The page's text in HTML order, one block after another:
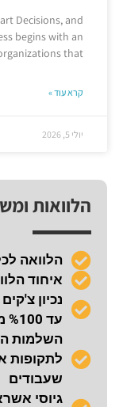
Decisions, and
begins with an
that
קרא עוד »
יולי 5, 2026
הלוואות
הלוואה
איחוד
נכיון
עד %100 משווי הבטוחה
השלמות
לתקופות
שעבודים
גיוסי